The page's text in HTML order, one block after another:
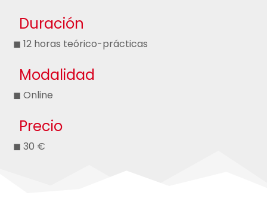
Duración
◼ 12 horas teórico-prácticas
Modalidad
◼ Online
Precio
◼ 30 €